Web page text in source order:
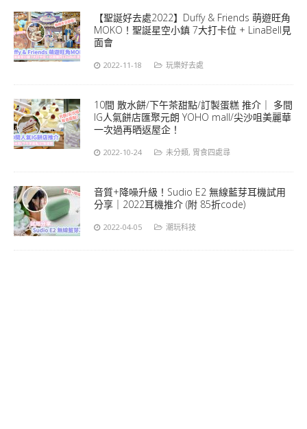
【聖誕好去處2022】Duffy & Friends 萌遊旺角
MOKO！聖誕星空小鎮 7大打卡位 + LinaBell見
面會
2022-11-18 玩樂好去處
10間 散水餅/下午茶甜點/訂製蛋糕 推介｜ 多間
IG人氣餅店匯聚元朗 YOHO mall/尖沙咀美麗華
一次過再晒返屋企！
2022-10-24 未分類, 胃食四處尋
音質+降噪升級！Sudio E2 無線藍芽耳機試用
分享｜2022耳機推介 (附 85折code)
2022-04-05 潮玩科技